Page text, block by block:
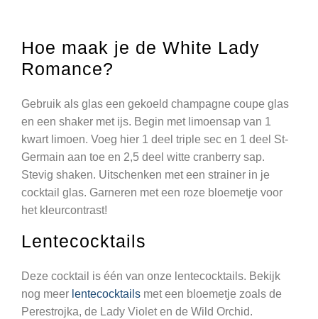
Hoe maak je de White Lady
Romance?
Gebruik als glas een gekoeld champagne coupe glas
en een shaker met ijs. Begin met limoensap van 1
kwart limoen. Voeg hier 1 deel triple sec en 1 deel St-
Germain aan toe en 2,5 deel witte cranberry sap.
Stevig shaken. Uitschenken met een strainer in je
cocktail glas. Garneren met een roze bloemetje voor
het kleurcontrast!
Lentecocktails
Deze cocktail is één van onze lentecocktails. Bekijk
nog meer lentecocktails met een bloemetje zoals de
Perestrojka, de Lady Violet en de Wild Orchid.